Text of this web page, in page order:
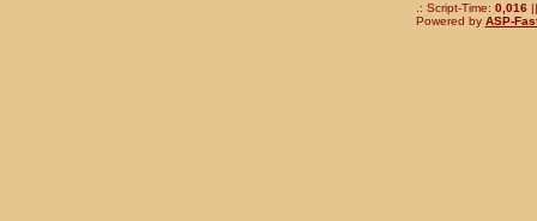
.: Script-Time: 0,016||
Powered by ASP-